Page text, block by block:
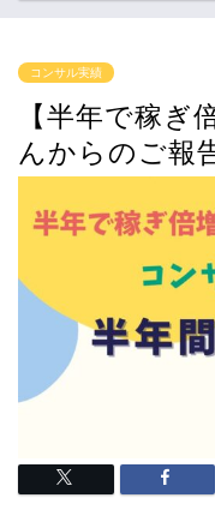
コンサル実績
【半年で稼ぎ
んからのご報